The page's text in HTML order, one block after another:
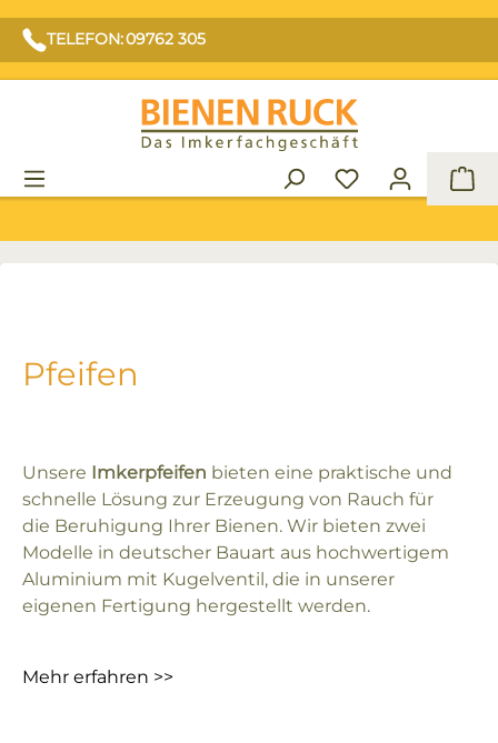
TELEFON: 09762 305
Pfeifen
Unsere Imkerpfeifen bieten eine praktische und
schnelle Lösung zur Erzeugung von Rauch für
die Beruhigung Ihrer Bienen. Wir bieten zwei
Modelle in deutscher Bauart aus hochwertigem
Aluminium mit Kugelventil, die in unserer
eigenen Fertigung hergestellt werden.
Mehr erfahren >>